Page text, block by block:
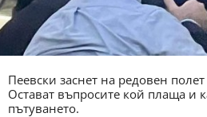
Пеевски заснет на редовен
Остават въпросите кой плаща и
пътуването.